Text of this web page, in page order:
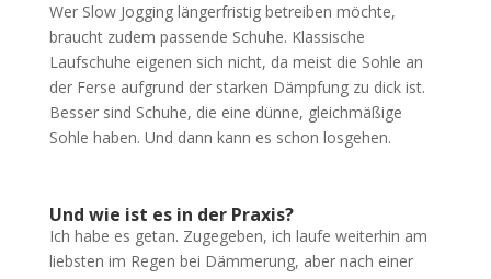
Wer Slow Jogging längerfristig betreiben möchte,
braucht zudem passende Schuhe. Klassische
Laufschuhe eigenen sich nicht, da meist die Sohle an
der Ferse aufgrund der starken Dämpfung zu dick ist.
Besser sind Schuhe, die eine dünne, gleichmäßige
Sohle haben. Und dann kann es schon losgehen.
Und wie ist es in der Praxis?
Ich habe es getan. Zugegeben, ich laufe weiterhin am
liebsten im Regen bei Dämmerung, aber nach einer